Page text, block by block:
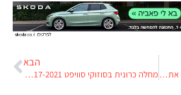
אפילו לא בצחוק: האם רנו מחזירה את פנסי החזית הצהובים?
הבא
מחלה כרונית בסוזוקי סוויפט 2017-2021: כשל במדחס המזגן